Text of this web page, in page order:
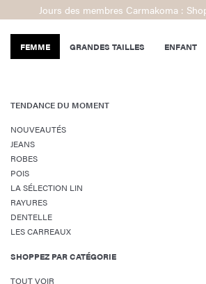
Jours des membres Carmakoma :
FEMME GRANDES TAILLES ENFANT
TENDANCE DU MOMENT
NOUVEAUTÉS
JEANS
ROBES
POIS
LA SÉLECTION LIN
RAYURES
DENTELLE
LES CARREAUX
SHOPPEZ PAR CATÉGORIE
TOUT VOIR